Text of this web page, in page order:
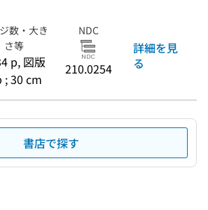
数・大き
さ等
p, 図版
; 30 cm
NDC
210.0254
詳細を見
る
書店で探す